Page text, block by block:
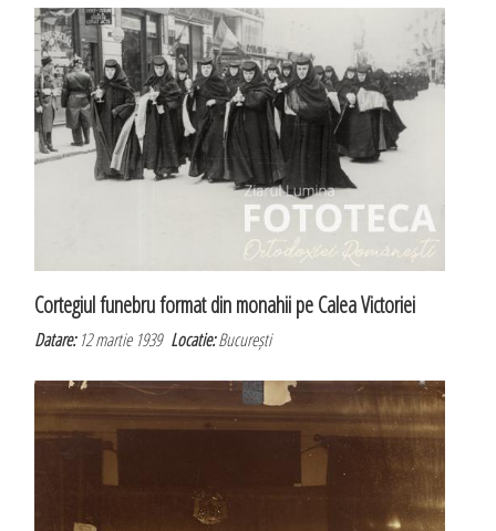
Cortegiul funebru format din monahii pe Calea Victoriei
Datare:12 martie 1939Locatie:București